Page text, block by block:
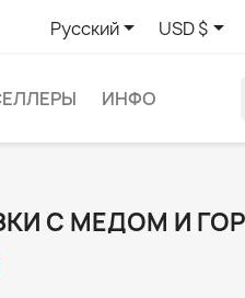
Русский USD $
ИНФО
С МЕДОМ И